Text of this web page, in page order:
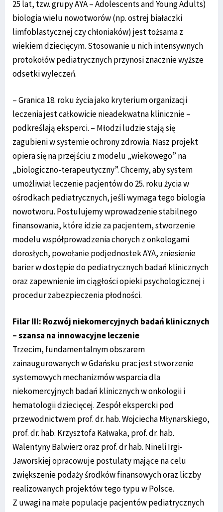
25 lat, tzw. grupy AYA – Adolescents and Young Adults)
biologia wielu nowotworów (np. ostrej białaczki
limfoblastycznej czy chłoniaków) jest tożsama z
wiekiem dziecięcym. Stosowanie u nich intensywnych
protokołów pediatrycznych przynosi znacznie wyższe
odsetki wyleczeń.
– Granica 18. roku życia jako kryterium organizacji
leczenia jest całkowicie nieadekwatna klinicznie –
podkreślają eksperci. – Młodzi ludzie stają się
zagubieni w systemie ochrony zdrowia. Nasz projekt
opiera się na przejściu z modelu „wiekowego” na
„biologiczno-terapeutyczny”. Chcemy, aby system
umożliwiał leczenie pacjentów do 25. roku życia w
ośrodkach pediatrycznych, jeśli wymaga tego biologia
nowotworu. Postulujemy wprowadzenie stabilnego
finansowania, które idzie za pacjentem, stworzenie
modelu współprowadzenia chorych z onkologami
dorosłych, powołanie podjednostek AYA, zniesienie
barier w dostępie do pediatrycznych badań klinicznych
oraz zapewnienie im ciągłości opieki psychologicznej i
procedur zabezpieczenia płodności.
Filar III: Rozwój niekomercyjnych badań klinicznych
– szansa na innowacyjne leczenie
Trzecim, fundamentalnym obszarem
zainaugurowanych w Gdańsku prac jest stworzenie
systemowych mechanizmów wsparcia dla
niekomercyjnych badań klinicznych w onkologii i
hematologii dziecięcej. Zespół ekspercki pod
przewodnictwem prof. dr. hab. Wojciecha Młynarskiego,
prof. dr. hab. Krzysztofa Kałwaka, prof. dr. hab.
Walentyny Balwierz oraz prof. dr hab. Nineli Irgi-
Jaworskiej opracowuje postulaty mające na celu
zwiększenie podaży środków finansowych oraz liczby
realizowanych projektów tego typu w Polsce.
Z uwagi na małe populacje pacjentów pediatrycznych